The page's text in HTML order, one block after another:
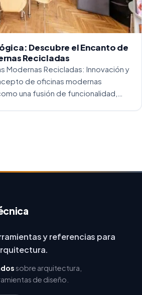
Descubre el Encanto de
Recicladas
Modernas Recicladas: Innovación y
de oficinas modernas
una fusión de funcionalidad,
y referencias para
sobre arquitectura,
de diseño.